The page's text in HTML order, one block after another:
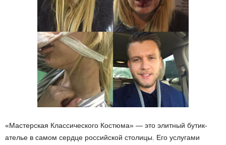
«Мастерская Классического Костюма» — это элитный бутик-
ателье в самом сердце российской столицы. Его услугами